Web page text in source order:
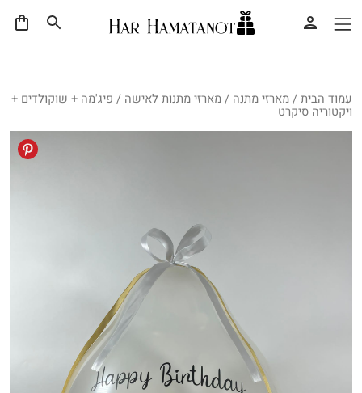
עמוד הבית/מארזי מתנה /מארזי מתנות לאישה / פיג'מה + שוקולדים +
ויקטוריה סיקרט